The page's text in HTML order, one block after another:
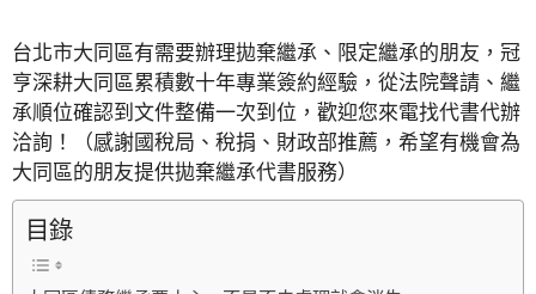
台北市大同區有需要辦理拋棄繼承、限定繼承的朋友，冠
亨深耕大同區累積數十年專業簽約經驗，從法院聲請、繼
承順位確認到文件整備一次到位，歡迎您來電找代書代辦
洽詢！（感謝國稅局、稅捐、財政部推薦，希望有機會為
大同區的朋友提供拋棄繼承代書服務）
目錄